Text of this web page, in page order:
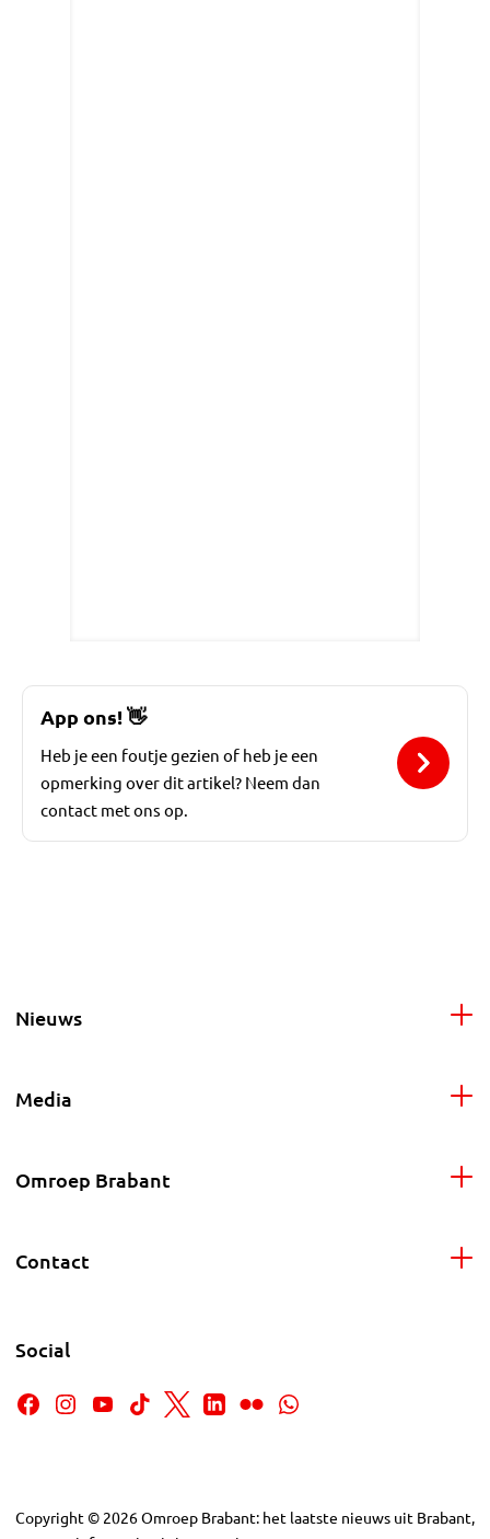
App ons! 👋
Heb je een foutje gezien of heb je een
opmerking over dit artikel? Neem dan
contact met ons op.
Nieuws
Media
Omroep Brabant
Contact
Social
Copyright © 2026Omroep Brabant: het laatste nieuws uit Brabant,